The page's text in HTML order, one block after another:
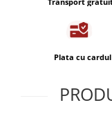
Plata cu cardul